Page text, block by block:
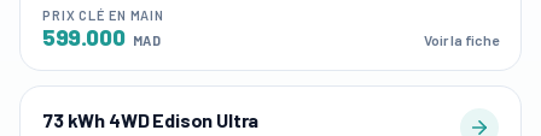
PRIX CLÉ EN MAIN
599.000 MAD Voir la fiche
73 kWh 4WD Edison Ultra